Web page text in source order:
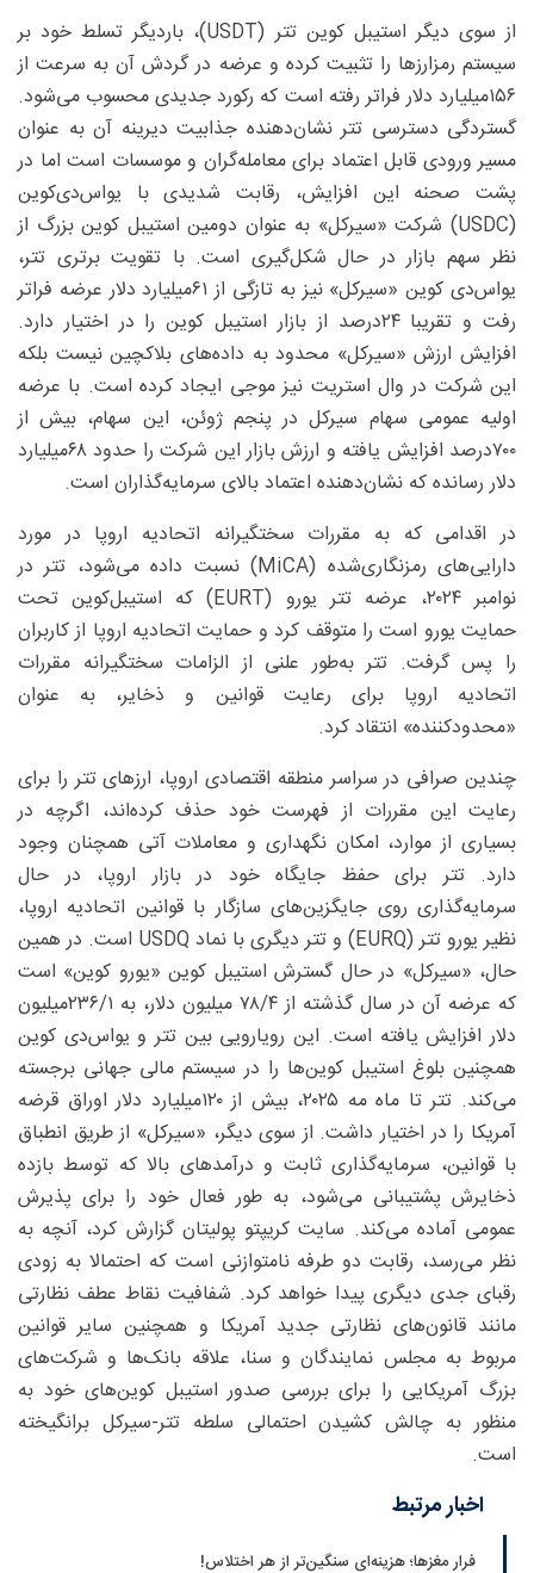
از سوی دیگر استیبل کوین تتر (USDT)، باردیگر تسلط خود بر
سیستم رمزارزها را تثبیت کرده و عرضه در گردش آن به سرعت از
۱۵۶‌میلیارد دلار فراتر رفته است که رکورد جدیدی محسوب می‌شود.
گستردگی دسترسی تتر نشان‌دهنده‌ جذابیت دیرینه‌ آن به عنوان
مسیر ورودی قابل اعتماد برای معامله‌گران و موسسات است اما در
پشت صحنه این افزایش، رقابت شدیدی با یواس‌دی‌کوین
(USDC) شرکت «سیرکل» به عنوان دومین استیبل کوین بزرگ از
نظر سهم بازار در حال شکل‌گیری است. با تقویت برتری تتر،
یواس‌دی کوین «سیرکل» نیز به تازگی از ۶۱‌میلیارد دلار عرضه فراتر
رفت و تقریبا ۲۴‌درصد از بازار استیبل کوین را در اختیار دارد.
افزایش ارزش «سیرکل» محدود به داده‌های بلاکچین نیست بلکه
این شرکت در وال استریت نیز موجی ایجاد کرده است. با عرضه
اولیه عمومی سهام سیرکل در پنجم ژوئن، این سهام، بیش از
۷۰۰‌درصد افزایش یافته و ارزش بازار این شرکت را حدود ۶۸‌میلیارد
دلار رسانده که نشان‌دهنده اعتماد بالای سرمایه‌گذاران است.
در اقدامی که به مقررات سختگیرانه اتحادیه اروپا در مورد
دارایی‌های رمزنگاری‌شده (MiCA) نسبت داده می‌شود، تتر در
نوامبر ۲۰۲۴، عرضه تتر یورو (EURT) که استیبل‌کوین تحت
حمایت یورو است را متوقف کرد و حمایت اتحادیه اروپا از کاربران
را پس گرفت. تتر به‌طور علنی از الزامات سختگیرانه مقررات
اتحادیه اروپا برای رعایت قوانین و ذخایر، به عنوان
«محدودکننده» انتقاد کرد.
چندین صرافی در سراسر منطقه اقتصادی اروپا، ارزهای تتر را برای
رعایت این مقررات از فهرست خود حذف کرده‌اند، اگرچه در
بسیاری از موارد، امکان نگهداری و معاملات آتی همچنان وجود
دارد. تتر برای حفظ جایگاه خود در بازار اروپا، در حال
سرمایه‌گذاری روی جایگزین‌های سازگار با قوانین اتحادیه اروپا،
نظیر یورو تتر (EURQ) و تتر دیگری با نماد USDQ است. در همین
حال، «سیرکل» در حال گسترش استیبل کوین «یورو کوین» است
که عرضه آن در سال گذشته از ۴/‏۷۸ ‌میلیون دلار، به ۱/‏۲۳۶‌میلیون
دلار افزایش یافته است. این رویارویی بین تتر و یواس‌دی کوین
همچنین بلوغ استیبل کوین‌ها را در سیستم مالی جهانی برجسته
می‌کند. تتر تا ماه مه ۲۰۲۵، بیش از ۱۲۰‌میلیارد دلار اوراق قرضه
آمریکا را در اختیار داشت. از سوی دیگر، «سیرکل» از طریق انطباق
با قوانین، سرمایه‌گذاری ثابت و درآمدهای بالا که توسط بازده
ذخایرش پشتیبانی می‌شود، به طور فعال خود را برای پذیرش
عمومی آماده می‌کند. سایت کریپتو پولیتان گزارش کرد، آنچه به
نظر می‌رسد، رقابت دو طرفه نامتوازنی است که احتمالا به زودی
رقبای جدی دیگری پیدا خواهد کرد. شفافیت نقاط عطف نظارتی
مانند قانون‌های نظارتی جدید آمریکا و همچنین سایر قوانین
مربوط به مجلس نمایندگان و سنا، علاقه بانک‌ها و شرکت‌های
بزرگ آمریکایی را برای بررسی صدور استیبل کوین‌های خود به
منظور به چالش کشیدن احتمالی سلطه تتر-سیرکل برانگیخته
است.
اخبار مرتبط
فرار مغزها؛ هزینه‌ای سنگین‌تر از هر اختلاس!